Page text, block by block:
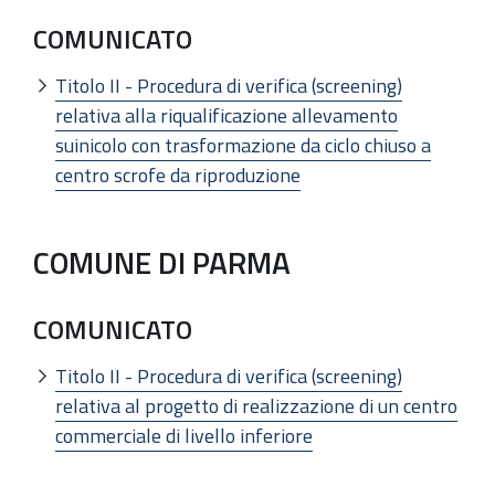
COMUNICATO
Titolo II - Procedura di verifica (screening)
relativa alla riqualificazione allevamento
suinicolo con trasformazione da ciclo chiuso a
centro scrofe da riproduzione
COMUNE DI PARMA
COMUNICATO
Titolo II - Procedura di verifica (screening)
relativa al progetto di realizzazione di un centro
commerciale di livello inferiore